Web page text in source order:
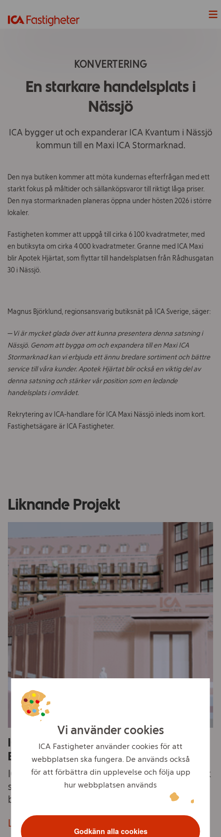
Vi använder cookies
ICA Fastigheter använder cookies för att
webbplatsen ska fungera. De används också
för att förbättra din upplevelse och följa upp
hur webbplatsen används
Godkänn alla cookies
Våra fastigheter
Hållbarhet
Våra handelsplatser
ICAs fyra butiksformat
Om ICA Fastigheter
Kontakt
Vad
söker
KONVERTERING
En starkare handelsplats i
Nässjö
ICA bygger ut och expanderar ICA Kvantum i Nässjö
kommun till en Maxi ICA Stormarknad.
Den nya butiken kommer att möta kundernas efterfrågan med ett
starkt fokus på måltider och sällanköpsvaror till riktigt låga priser.
Den nya stormarknaden planeras öppna under hösten 2026 i större
lokaler.
Fastigheten kommer att uppgå till cirka 6 100 kvadratmeter, med
en butiksyta om cirka 4 000 kvadratmeter. Granne med ICA Maxi
blirApotek Hjärtat,som flyttartill handelsplatsen från Rådhusgatan
30 i Nässjö.
Magnus Björklund, regionsansvarig butiksnät på ICA Sverige, säger:
— Vi är mycket glada över att kunna presentera denna satsning i
Nässjö. Genom att bygga om och expandera till en Maxi ICA
Stormarknad kan vi erbjuda ett ännu bredare sortiment och bättre
service till våra kunder. Apotek Hjärtat blir också en viktig del av
denna satsning och stärker vår position som en ledande
handelsplats i området.
Rekrytering av ICA-handlare för ICA Maxi Nässjö inleds inom kort.
Fastighetsägare är ICA Fastigheter.
Liknande Projekt
ICA Fastigheter utvecklar ny ICA Nära i
Björlanda Ängar
ICA Fastigheter utvecklar en ny ICA Nära-butik
som del i 3-D fastighetet med ovanliggande
bostäder.
Läs mer om Björlanda